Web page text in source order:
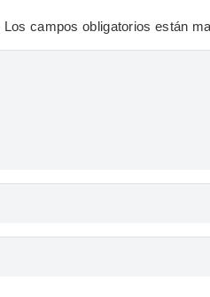
Los campos obligatorios están